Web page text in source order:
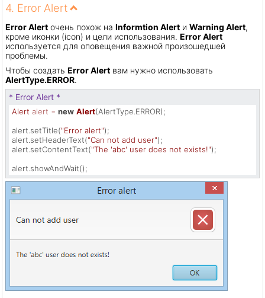
4. Error Alert
Error Alert очень похож на Informtion Alert и Warning Alert,
кроме иконки (icon) и цели использования. Error Alert
используется для оповещения важной произошедшей
проблемы.
Чтобы создать Error Alert вам нужно использовать
AlertType.ERROR.
* Error Alert *
Alert alert = new Alert(AlertType.ERROR);
alert.setTitle("Error alert");
alert.setHeaderText("Can not add user");
alert.setContentText("The 'abc' user does not exists!");
alert.showAndWait();